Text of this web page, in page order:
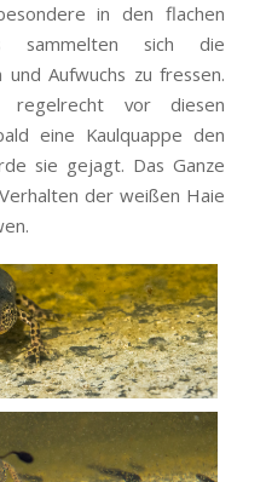
in den flachen
sammelten sich die
Aufwuchs zu fressen.
regelrecht vor diesen
eine Kaulquappe den
sie gejagt. Das Ganze
der weißen Haie